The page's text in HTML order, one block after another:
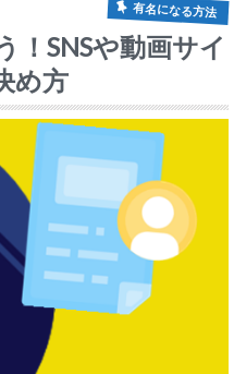
有名になる方法
SNSや動画サイ
め方